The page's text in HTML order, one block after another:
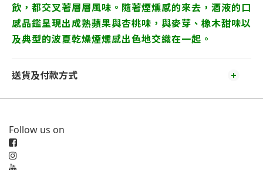
飲，都交叉著層層風味。隨著煙燻感的來去，酒液的口
感品鑑呈現出成熟蘋果與杏桃味，與麥芽、橡木甜味以
及典型的波夏乾燥煙燻感出色地交織在一起。
送貨及付款方式
Follow us on